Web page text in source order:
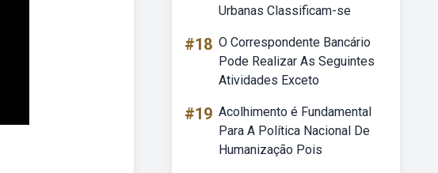
Urbanas Classificam-se
#18 O Correspondente Bancário
Pode Realizar As Seguintes
Atividades Exceto
#19 Acolhimento é Fundamental
Para A Política Nacional De
Humanização Pois